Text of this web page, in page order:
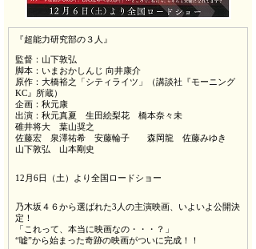
『超能力研究部の３人』
監督：山下敦弘
脚本：いまおかしんじ 向井康介
原作：大橋裕之「シティライツ」（講談社『モーニング
KC』所蔵）
企画：秋元康
出演：秋元真夏 生田絵梨花 橋本奈々未
碓井将大 葉山奨之
佐藤宏 泉澤祐希 安藤輪子 森岡龍 佐藤みゆき
山下敦弘 山本剛史
12月6日（土）より全国ロードショー
乃木坂４６から選ばれた3人の主演映画、いよいよ公開決
定！
「これって、本当に映画なの・・・？」
“嘘”から始まった奇跡の映画がついに完成！！